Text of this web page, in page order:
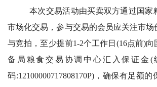
本次交易活动由买卖双方通过国家
市场化交易，参与交易的会员应关注市场
与竞拍，至少提前1-2个工作日(16点前)
备局粮食交易协调中心汇入保证金(
码:12100000717808170P)，确保有足额的